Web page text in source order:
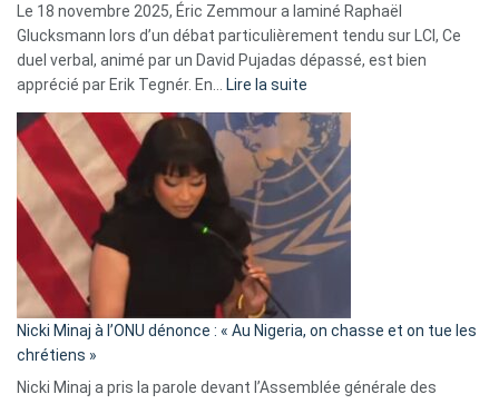
fake
news
»
Le 18 novembre 2025, Éric Zemmour a laminé Raphaël
Glucksmann lors d’un débat particulièrement tendu sur LCI, Ce
duel verbal, animé par un David Pujadas dépassé, est bien
apprécié par Erik Tegnér. En…
Lire la suite
Tegnér
exulte
« Zemmour
a
tout
parle
ses
Nicki Minaj à l’ONU dénonce : « Au Nigeria, on chasse et on tue les
chrétiens »
Nicki Minaj a pris la parole devant l’Assemblée générale des